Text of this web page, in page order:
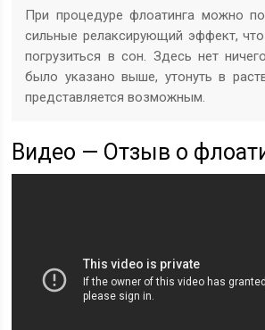
При процедуре флоатинга можно
сильные релаксирующий эффект,
погрузиться в сон. Здесь нет
было указано выше, утонуть в
представляется возможным.
Видео — Отзыв о